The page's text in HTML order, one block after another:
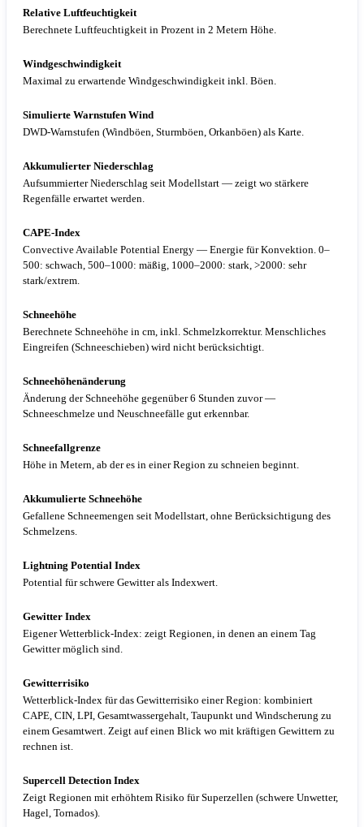
Relative Luftfeuchtigkeit
Berechnete Luftfeuchtigkeit in Prozent in 2 Metern Höhe.
Windgeschwindigkeit
Maximal zu erwartende Windgeschwindigkeit inkl. Böen.
Simulierte Warnstufen Wind
DWD-Warnstufen (Windböen, Sturmböen, Orkanböen) als Karte.
Akkumulierter Niederschlag
Aufsummierter Niederschlag seit Modellstart — zeigt wo stärkere
Regenfälle erwartet werden.
CAPE-Index
Convective Available Potential Energy — Energie für Konvektion. 0–
500: schwach, 500–1000: mäßig, 1000–2000: stark, >2000: sehr
stark/extrem.
Schneehöhe
Berechnete Schneehöhe in cm, inkl. Schmelzkorrektur. Menschliches
Eingreifen (Schneeschieben) wird nicht berücksichtigt.
Schneehöhenänderung
Änderung der Schneehöhe gegenüber 6 Stunden zuvor —
Schneeschmelze und Neuschneefälle gut erkennbar.
Schneefallgrenze
Höhe in Metern, ab der es in einer Region zu schneien beginnt.
Akkumulierte Schneehöhe
Gefallene Schneemengen seit Modellstart, ohne Berücksichtigung des
Schmelzens.
Lightning Potential Index
Potential für schwere Gewitter als Indexwert.
Gewitter Index
Eigener Wetterblick-Index: zeigt Regionen, in denen an einem Tag
Gewitter möglich sind.
Gewitterrisiko
Wetterblick-Index für das Gewitterrisiko einer Region: kombiniert
CAPE, CIN, LPI, Gesamtwassergehalt, Taupunkt und Windscherung zu
einem Gesamtwert. Zeigt auf einen Blick wo mit kräftigen Gewittern zu
rechnen ist.
Supercell Detection Index
Zeigt Regionen mit erhöhtem Risiko für Superzellen (schwere Unwetter,
Hagel, Tornados).